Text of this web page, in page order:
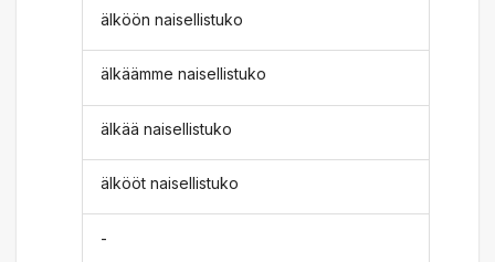
älköön naisellistuko
älkäämme naisellistuko
älkää naisellistuko
älkööt naisellistuko
-